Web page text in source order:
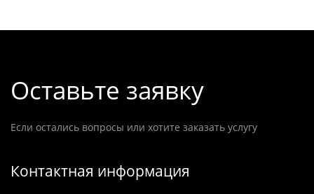
Оставьте заявку
Если остались вопросы или хотите заказать услугу
Контактная информация